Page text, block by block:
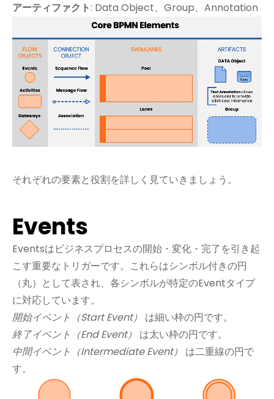
アーティファクト: Data Object、Group、Annotation
それぞれの要素と役割を詳しく見ていきましょう。
Events
Eventsはビジネスプロセスの開始・変化・完了を引き起
こす重要なトリガーです。これらはシンボル付きの円
（丸）として表され、各シンボルが特定のEventタイプ
に対応しています。
開始イベント（Start Event）
は細い枠の円です。
終了イベント（End Event）
は太い枠の円です。
中間イベント（Intermediate Event）
は二重線の円で
す。